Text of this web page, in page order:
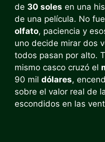
de 30 soles en una
de una película. No
olfato, paciencia y
uno decide mirar dos
todos pasan por alto.
mismo casco cruzó el
90 mil dólares,
sobre el valor real de
escondidos en las